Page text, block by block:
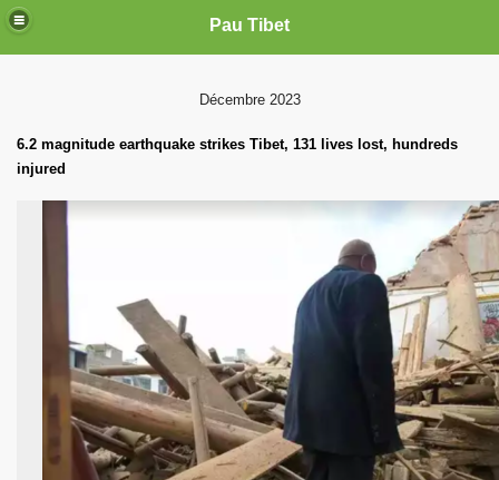
Pau Tibet
Décembre 2023
6.2 magnitude earthquake strikes Tibet, 131 lives lost, hundreds
injured